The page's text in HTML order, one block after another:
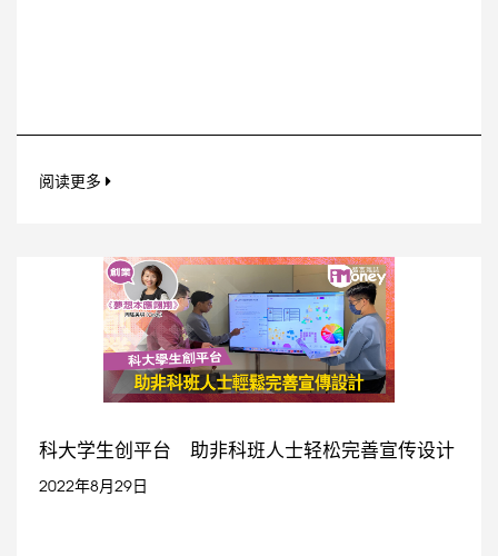
阅读更多
科大学生创平台 助非科班人士轻松完善宣传设计
2022年8月29日